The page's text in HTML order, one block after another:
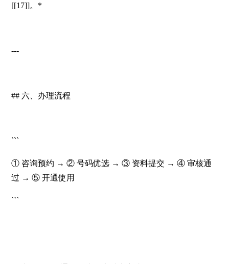
[[17]]。*
---
## 六、办理流程
```
① 咨询预约 → ② 号码优选 → ③ 资料提交 → ④ 审核通
过 → ⑤ 开通使用
```